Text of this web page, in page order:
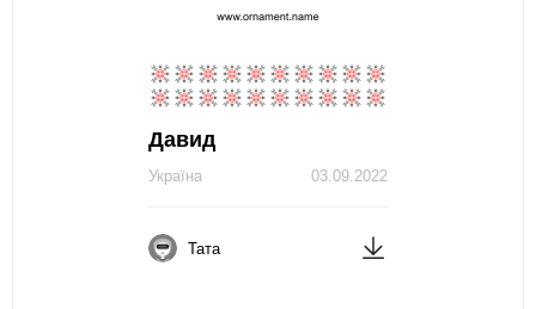
Давид
03.09.2022
Україна
Тата